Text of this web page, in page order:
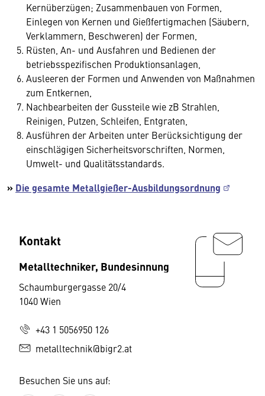
Kernüberzügen; Zusammenbauen von Formen,
Einlegen von Kernen und Gießfertigmachen (Säubern,
Verklammern, Beschweren) der Formen,
Rüsten, An- und Ausfahren und Bedienen der
betriebsspezifischen Produktionsanlagen,
Ausleeren der Formen und Anwenden von Maßnahmen
zum Entkernen,
Nachbearbeiten der Gussteile wie zB Strahlen,
Reinigen, Putzen, Schleifen, Entgraten,
Ausführen der Arbeiten unter Berücksichtigung der
einschlägigen Sicherheitsvorschriften, Normen,
Umwelt- und Qualitätsstandards.
» Die gesamte Metallgießer-Ausbildungsordnung
Kontakt
Metalltechniker, Bundesinnung
Schaumburgergasse 20/4
1040 Wien
+43 1 5056950 126
metalltechnik@bigr2.at
Besuchen Sie uns auf: